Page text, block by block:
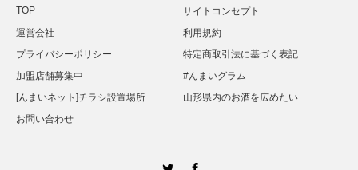
TOP
サイトコンセプト
運営会社
利用規約
プライバシーポリシー
特定商取引法に基づく表記
加盟店舗募集中
#んまいグラム
[んまいネット]チラシ設置場所
山形県内のお酒を広めたい
お問い合わせ